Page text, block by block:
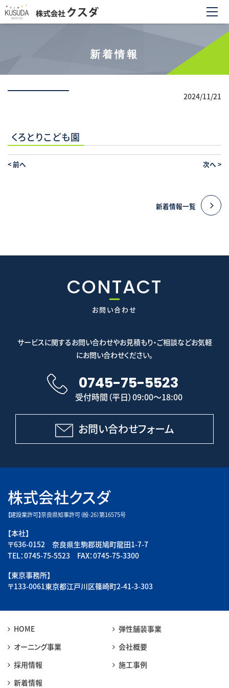
新着情報
2024/11/21
くろとりこども園
<前へ 次へ >
新着情報一覧
CONTACT
お問い合わせ
サービスに関するお問い合わせやお見積もり・ご相談などお気軽
にお問い合わせください。
0745-75-5523
受付時間（平日）09:00～18:00
お問い合わせフォーム
株式会社クスダ
【建設業許可】奈良県知事許可（般-26）第16575号
【本社】
〒636-0152 奈良県生駒郡斑鳩町龍田1-7-7
TEL：0745-75-5523 FAX：0745-75-3300
【東京事務所】
〒133-0061東京都江戸川区篠崎町2-41-3-303
HOME
弾性舗装事業
オーニング事業
会社概要
採用情報
施工事例
新着情報